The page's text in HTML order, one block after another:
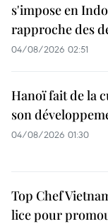
s'impose en
rapproche des
04/08/2026 02:51
Hanoï fait de la
son
04/08/2026 01:30
Top Chef
lice pour